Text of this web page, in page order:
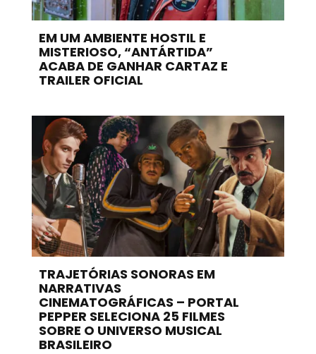
EM UM AMBIENTE HOSTIL E
MISTERIOSO, “ANTÁRTIDA”
ACABA DE GANHAR CARTAZ E
TRAILER OFICIAL
TRAJETÓRIAS SONORAS EM
NARRATIVAS
CINEMATOGRÁFICAS – PORTAL
PEPPER SELECIONA 25 FILMES
SOBRE O UNIVERSO MUSICAL
BRASILEIRO